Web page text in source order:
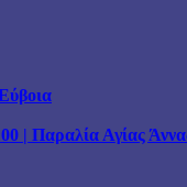
| Παραλία Αγίας